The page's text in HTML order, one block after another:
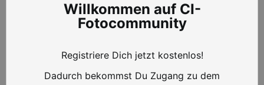
CI-
Fotocommunity
Registriere Dich jetzt kostenlos!
Dadurch bekommst Du Zugang zu dem